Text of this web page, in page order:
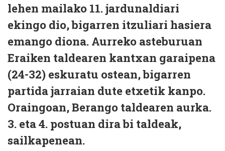
lehen mailako 11. jardunaldiari
ekingo dio, bigarren itzuliari hasiera
emango diona. Aurreko asteburuan
Eraiken taldearen kantxan garaipena
(24-32) eskuratu ostean, bigarren
partida jarraian dute etxetik kanpo.
Oraingoan, Berango taldearen aurka.
3. eta 4. postuan dira bi taldeak,
sailkapenean.